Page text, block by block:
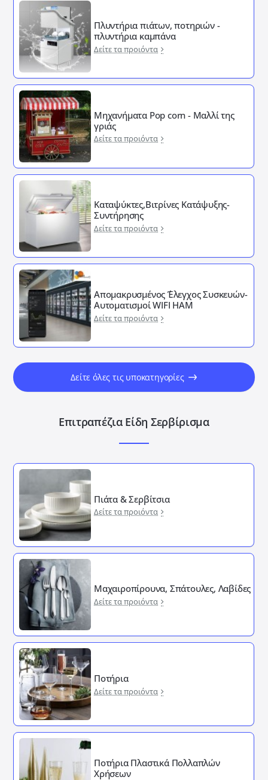
Πλυντήρια πιάτων, ποτηριών -
πλυντήρια καμπάνα
Δείτε τα προιόντα
Μηχανήματα Pop corn - Μαλλί της
γριάς
Δείτε τα προιόντα
Καταψύκτες,Βιτρίνες Κατάψυξης-
Συντήρησης
Δείτε τα προιόντα
Απομακρυσμένος ΄Έλεγχος Συσκευών-
Αυτοματισμοί WIFI HAM
Δείτε τα προιόντα
Δείτε όλες τις υποκατηγορίες
Επιτραπέζια Είδη Σερβίρισμα
Πιάτα & Σερβίτσια
Δείτε τα προιόντα
Μαχαιροπίρουνα, Σπάτουλες, Λαβίδες
Δείτε τα προιόντα
Ποτήρια
Δείτε τα προιόντα
Ποτήρια Πλαστικά Πολλαπλών
Χρήσεων